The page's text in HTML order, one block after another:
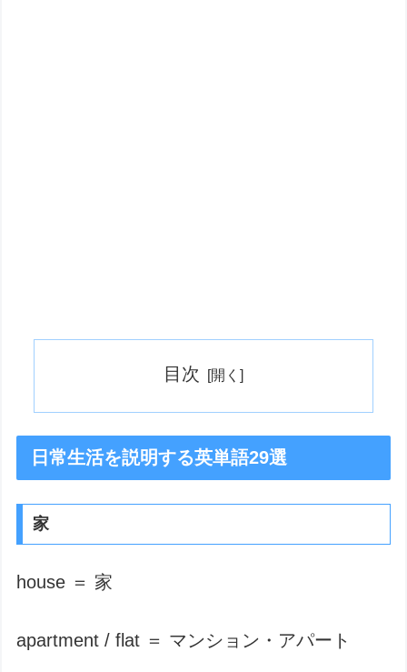
目次
日常生活を説明する英単語29選
家
house ＝ 家
apartment / flat ＝ マンション・アパート